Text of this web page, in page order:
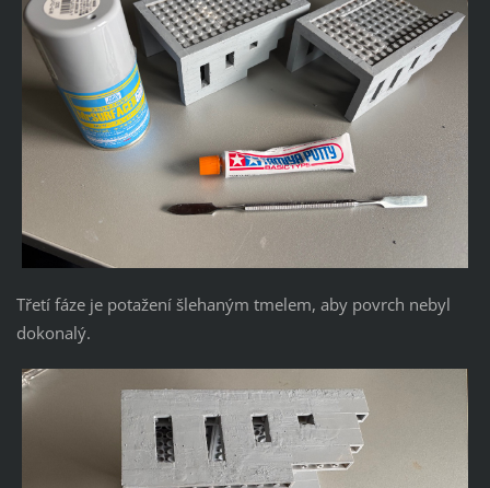
Třetí fáze je potažení šlehaným tmelem, aby povrch nebyl
dokonalý.